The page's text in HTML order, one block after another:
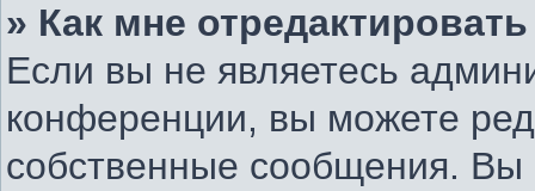
» Как мне
Если вы не являетесь
конференции, вы можете
собственные сообщения. Вы